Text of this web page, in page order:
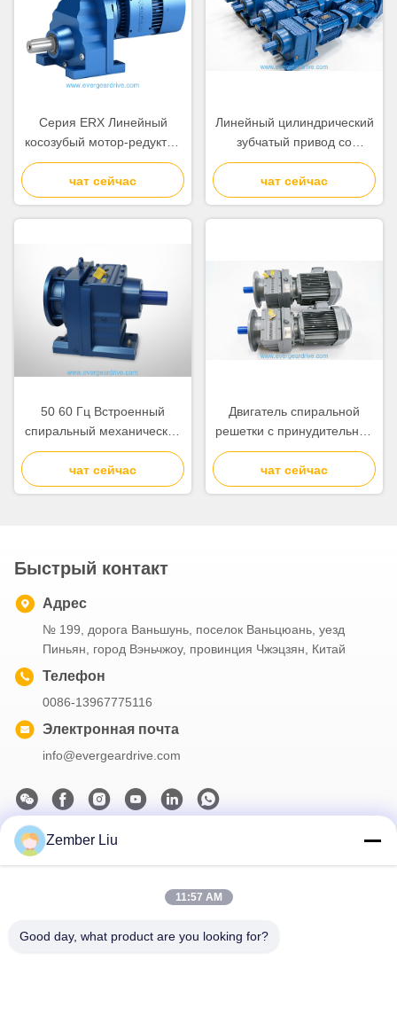
Серия ERX Линейный
косозубый мотор-редуктор
со сплошным валом и
одинарной передачей,
метод охлаждения с
самовентиляцией или
вентиляцией,
обеспечивающий
стабильность и работу
чат сейчас
Линейный цилиндрический
зубчатый привод со
сплошным валом,
разработанный с
использованием метода
самовентиляции или
обеспечивающего работу.
чат сейчас
50 60 Гц Встроенный
спиральный механический
коробка передач Мотор
предлагает выходной
крутящий момент 110
чат сейчас
Двигатель спиральной
решетки с принудительной
вентиляцией,
предназначенный для
обработки грузов от 6,2 до
чат сейчас
Быстрый контакт
Адрес
№ 199, дорога Ваньшунь, поселок Ваньцюань, уезд
Пиньян, город Вэньчжоу, провинция Чжэцзян, Китай
Телефон
0086-13967775116
Электронная почта
info@evergeardrive.com
Наш информационный бюллетень
Zember Liu
11:57 AM
Good day, what product are you looking for?